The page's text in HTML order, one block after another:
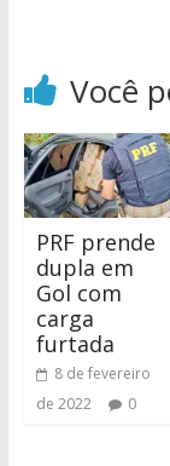
Você
PRF prende
dupla em
Gol com
carga
furtada
8 de fevereiro
de 2022
0